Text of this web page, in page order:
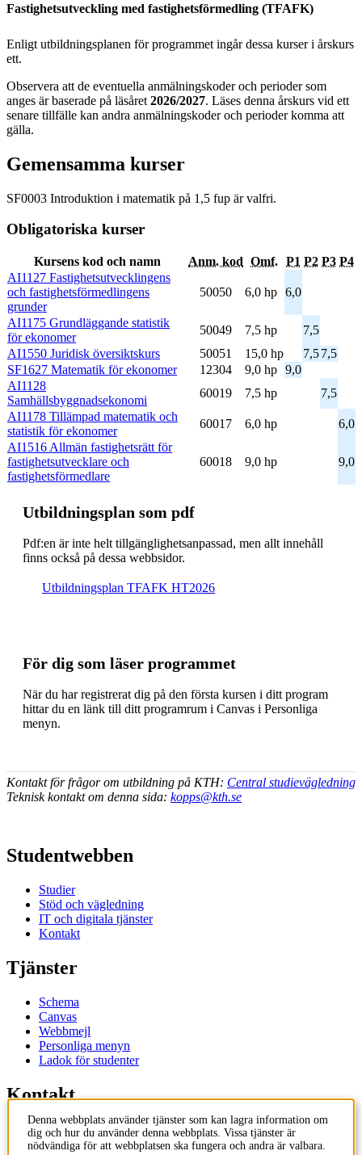
Fastighetsutveckling med fastighetsförmedling (TFAFK)
Enligt utbildningsplanen för programmet ingår dessa kurser i årskurs
ett.
Observera att de eventuella anmälningskoder och perioder som
anges är baserade på läsåret 2026/2027. Läses denna årskurs vid ett
senare tillfälle kan andra anmälningskoder och perioder komma att
gälla.
Gemensamma kurser
SF0003 Introduktion i matematik på 1,5 fup är valfri.
Obligatoriska kurser
Kursens kod och namn Anm. kod Omf. P1 P2 P3 P4
AI1127 Fastighetsutvecklingens
och fastighetsförmedlingens
grunder
50050 6,0 hp 6,0
AI1175 Grundläggande statistik
för ekonomer
50049 7,5 hp
7,5
AI1550 Juridisk översiktskurs
50051 15,0 hp 7,57,5
SF1627 Matematik för ekonomer
12304 9,0 hp 9,0
AI1128
Samhällsbyggnadsekonomi
60019 7,5 hp
7,5
AI1178 Tillämpad matematik och
statistik för ekonomer
60017 6,0 hp
6,0
AI1516 Allmän fastighetsrätt för
fastighetsutvecklare och
fastighetsförmedlare
60018 9,0 hp 9,0
Ut­bild­nings­plan som pdf
Pdf:en är inte helt till­gäng­lig­hets­an­pas­sad, men allt inne­håll
finns också på dessa webb­sidor.
Ut­bild­nings­plan TFAFK HT2026
För dig som läser programmet
När du har registrerat dig på den första kursen i ditt program
hittar du en länk till ditt programrum i Canvas i Personliga
menyn.
Kontakt för frågor om utbildning på KTH: Central studievägledning
Teknisk kontakt om denna sida: kopps@kth.se
Studentwebben
Studier
Stöd och vägledning
IT och digitala tjänster
Kontakt
Tjänster
Schema
Canvas
Webbmejl
Personliga menyn
Ladok för studenter
Kontakt
Kontakta utbildningsprogram
Kontakta kurs
Denna webbplats använder tjänster som kan lagra information om
dig och hur du använder denna webbplats. Vissa tjänster är
nödvändiga för att webbplatsen ska fungera och andra är valbara.